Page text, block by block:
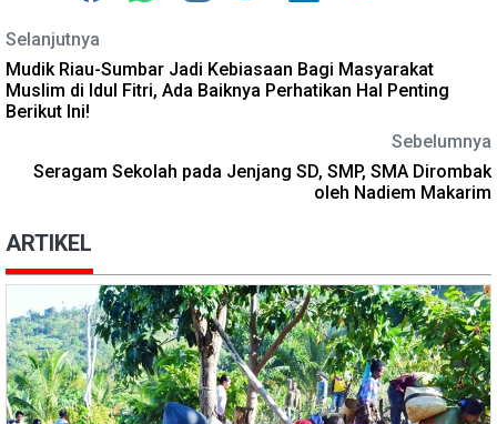
Selanjutnya
Mudik Riau-Sumbar Jadi Kebiasaan Bagi Masyarakat
Muslim di Idul Fitri, Ada Baiknya Perhatikan Hal Penting
Berikut Ini!
Sebelumnya
Seragam Sekolah pada Jenjang SD, SMP, SMA Dirombak
oleh Nadiem Makarim
ARTIKEL